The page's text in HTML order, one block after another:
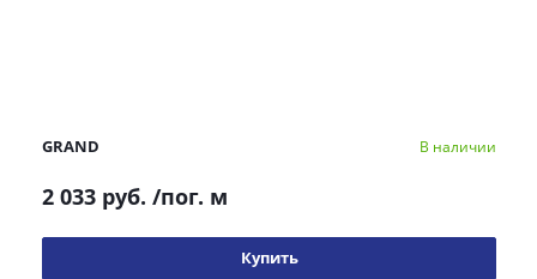
GRAND В наличии
2 033 руб. /пог. м
Купить